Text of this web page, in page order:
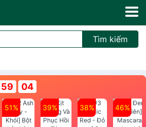
Tìm kiếm
59 04
51% 39% 38% 46%